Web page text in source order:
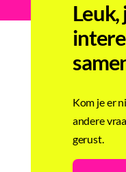
Kom je er
andere
gerust.